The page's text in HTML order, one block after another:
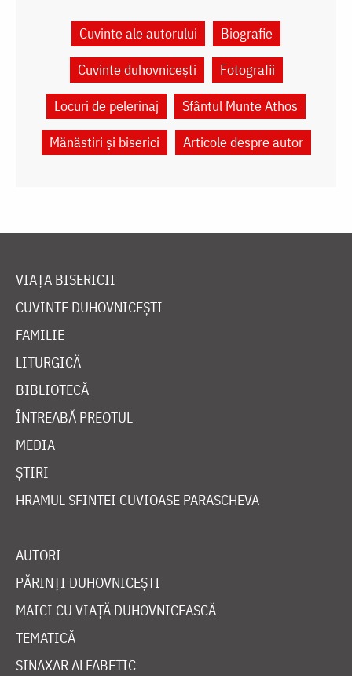
Cuvinte ale autorului
Biografie
Cuvinte duhovnicești
Fotografii
Locuri de pelerinaj
Sfântul Munte Athos
Mănăstiri și biserici
Articole despre autor
VIAȚA BISERICII
CUVINTE DUHOVNICEȘTI
FAMILIE
LITURGICĂ
BIBLIOTECĂ
ÎNTREABĂ PREOTUL
MEDIA
ȘTIRI
HRAMUL SFINTEI CUVIOASE PARASCHEVA
AUTORI
PĂRINȚI DUHOVNICEȘTI
MAICI CU VIAȚĂ DUHOVNICEASCĂ
TEMATICĂ
SINAXAR ALFABETIC